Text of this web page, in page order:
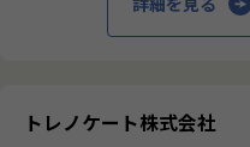
・グローバルチームの成功
ング施策を最適化。
・日本のAWS・Microsoft担
トレノケート株式会社